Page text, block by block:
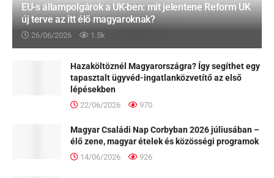
EU-s állampolgárok a UK-ben: mit jelentene Reform UK
új terve az itt élő magyaroknak?
26/06/2026 1.5k
Hazaköltöznél Magyarországra? Így segíthet egy
tapasztalt ügyvéd-ingatlanközvetítő az első
lépésekben
22/06/2026 970
Magyar Családi Nap Corbyban 2026 júliusában –
élő zene, magyar ételek és közösségi programok
14/06/2026 926